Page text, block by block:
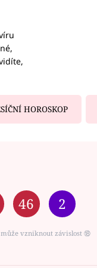
HOROSKOP
46 2
vzniknout závislost ⑱